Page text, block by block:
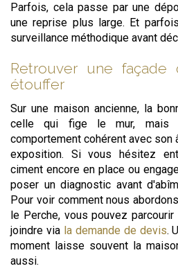
Parfois, cela passe par une
une reprise plus large. Et
surveillance méthodique avant
Retrouver une façade
étouffer
Sur une maison ancienne, la
celle qui fige le mur, mais
comportement cohérent avec son
exposition. Si vous hésitez
ciment encore en place ou
poser un diagnostic avant
Pour voir comment nous
le Perche, vous pouvez parcourir
joindre via la demande de devis.
moment laisse souvent la
aussi.